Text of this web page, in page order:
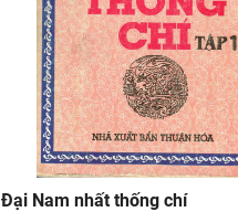
Hội thảo khoa học quốc gia
văn hóa Lê Quý Đôn - Di sản và
thời đại”
Rà soát công tác chuẩn bị Hội
khoa học quốc gia "Danh nhân
Lê Quý Đôn - Di sản và giá
Đại Nam nhất thống chí